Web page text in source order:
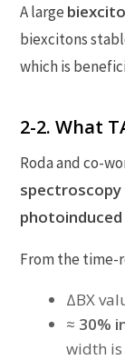
A large
biexcitons
which is
2-2. What
Roda and co-
spectroscopy
From the time-
ΔBX
≈ 30%
width